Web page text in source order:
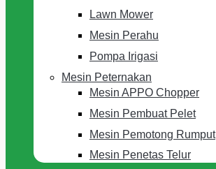
Lawn Mower
Mesin Perahu
Pompa Irigasi
Mesin Peternakan
Mesin APPO Chopper
Mesin Pembuat Pelet
Mesin Pemotong Rumput
Mesin Penetas Telur